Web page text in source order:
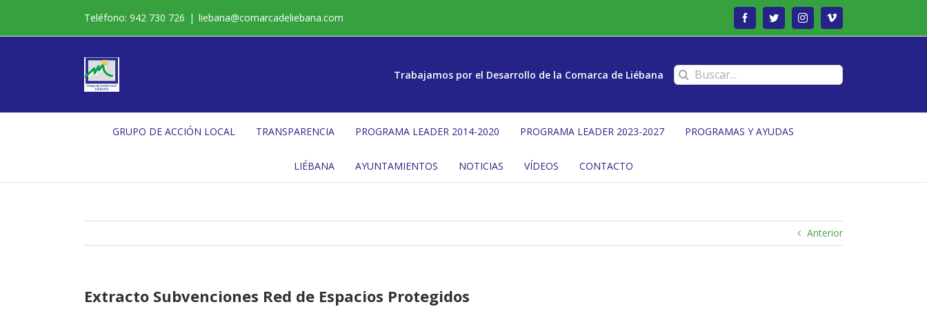
contenido
Teléfono: 942 730 726 | liebana@comarcadeliebana.com FacebookTwitterInstagramVimeo
Trabajamos por el Desarrollo de la Comarca de Liébana Buscar:
GRUPO DE ACCIÓN LOCAL TRANSPARENCIA PROGRAMA LEADER 2014-2020 PROGRAMA LEADER 2023-2027 PROGRAMAS Y AYUDAS
LIÉBANA AYUNTAMIENTOS NOTICIAS VÍDEOS CONTACTO
Anterior
Extracto Subvenciones Red de Espacios Protegidos